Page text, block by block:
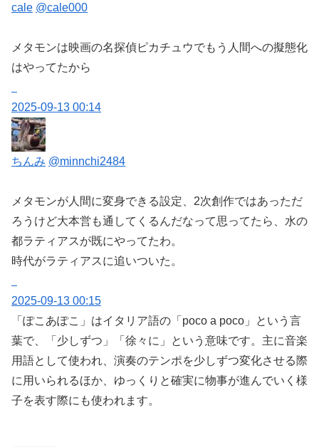
cale @cale000
メタモンは映画の名探偵ピカチュウでもう人間への擬態化
はやってたから
2025-09-13 00:14
ちんみ @minnchi2484
メタモンが人間に変身できる設定、2次創作ではあっただ
ろうけど大本営も通してくるんだなって思ってたら、水の
都ラティアスが既にやってたわ。
時代がラティアスに追いついた。
2025-09-13 00:15
「ぽこあぽこ」 はイタリア語の「poco a poco」という言
葉で 、「少しずつ」「徐々に」
という意味です。主に音楽
用語として使われ、演奏のテンポを少しずつ変化させる際
に用いられるほか、ゆっくりと確実に物事が進んでいく様
子を表す際にも使われます。